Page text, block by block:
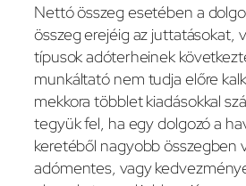
Nettó összeg esetében a
összeg erejéig az juttatásokat,
típusok adóterheinek
munkáltató nem tudja előre
mekkora többlet kiadásokkal
tegyük fel, ha egy dolgozó a
keretéből nagyobb összegben
adómentes, vagy